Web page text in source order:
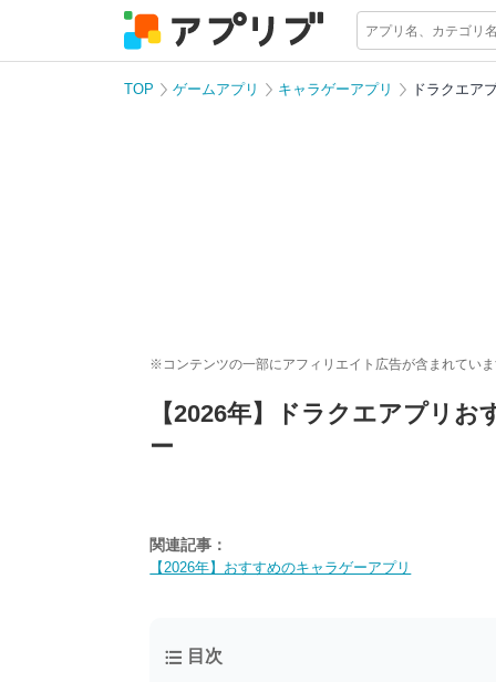
TOP ゲームアプリ キャラゲーアプリ ドラクエア
※コンテンツの一部にアフィリエイト広告が含まれていま
【2026年】ドラクエアプリ
ー
関連記事：
【2026年】おすすめのキャラゲーアプリ
目次